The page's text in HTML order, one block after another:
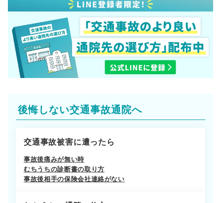
後悔しない交通事故通院へ
交通事故被害に遭ったら
事故後痛みが無い時
むちうちの診断書の取り方
事故後相手の保険会社連絡がない